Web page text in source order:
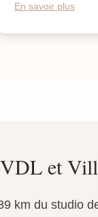
En savoir plus
et
km du studio